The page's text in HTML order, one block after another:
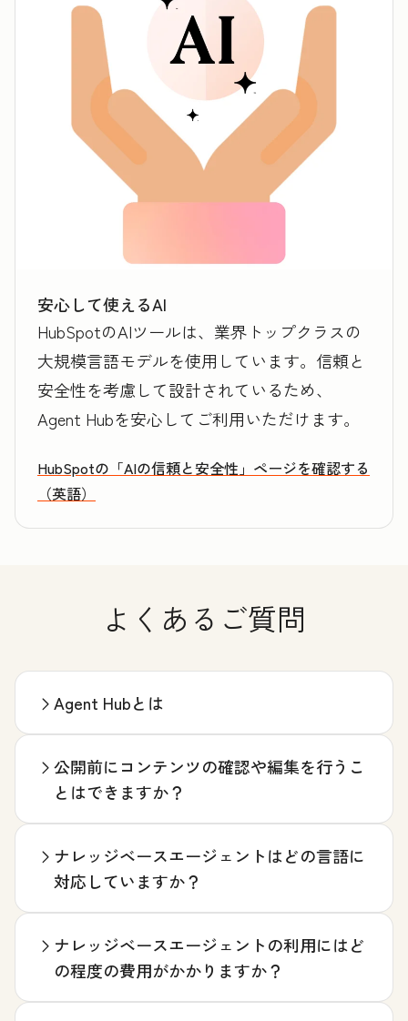
安心して使えるAI
HubSpotのAIツールは、業界トップクラスの
大規模言語モデルを使用しています。信頼と
安全性を考慮して設計されているため、
Agent Hubを安心してご利用いただけます。
HubSpotの「AIの信頼と安全性」ページを確認する
（英語）
よくあるご質問
Agent Hubとは
公開前にコンテンツの確認や編集を行うこ
とはできますか？
ナレッジベースエージェントはどの言語に
対応していますか？
ナレッジベースエージェントの利用にはど
の程度の費用がかかりますか？